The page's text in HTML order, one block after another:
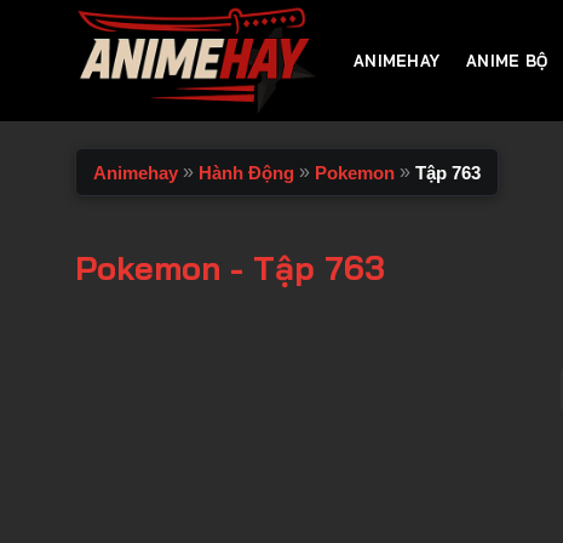
ANIMEHAY ANIME BỘ
Animehay » Hành Động » Pokemon » Tập 763
Pokemon - Tập 763